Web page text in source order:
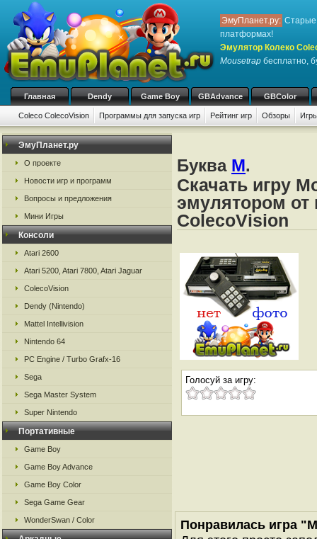
ЭмуПланет.ру: Старые
платформах!
Эмулятор Колеко
Mousetrap бесплатно,
Главная Dendy Game Boy GBAdvance GBColor
Coleco ColecoVision Программы для запуска игр Рейтинг игр Обзоры
ЭмуПланет.ру
О проекте
Новости игр и программ
Вопросы и предложения
Мини Игры
Консоли
Atari 2600
Atari 5200, Atari 7800, Atari Jaguar
ColecoVision
Dendy (Nintendo)
Mattel Intellivision
Nintendo 64
PC Engine / Turbo Grafx-16
Sega
Sega Master System
Super Nintendo
Портативные
Game Boy
Game Boy Advance
Game Boy Color
Sega Game Gear
WonderSwan / Color
Буква M.
Скачать игру
эмулятором от
ColecoVision
Голосуй за игру:
Понравилась игра